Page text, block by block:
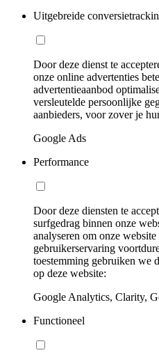
Uitgebreide
Door deze dienst te
onze online advertenties
advertentieaanbod
versleutelde persoonlijke
aanbieders, voor zover je
Google Ads
Performance
Door deze diensten te
surfgedrag binnen onze
analyseren om onze
gebruikerservaring
toestemming gebruiken we
op deze website:
Google Analytics, Clarity,
Functioneel